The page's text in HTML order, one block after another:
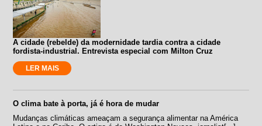
A cidade (rebelde) da modernidade tardia contra a cidade
fordista-industrial. Entrevista especial com Milton Cruz
LER MAIS
O clima bate à porta, já é hora de mudar
Mudanças climáticas ameaçam a segurança alimentar na América